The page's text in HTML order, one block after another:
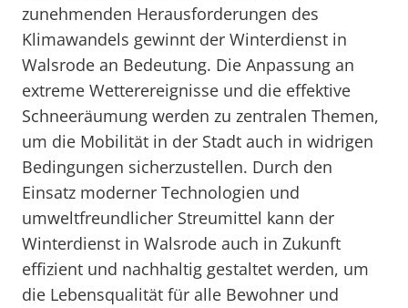
zunehmenden Herausforderungen des
Klimawandels gewinnt der Winterdienst in
Walsrode an Bedeutung. Die Anpassung an
extreme Wetterereignisse und die effektive
Schneeräumung werden zu zentralen Themen,
um die Mobilität in der Stadt auch in widrigen
Bedingungen sicherzustellen. Durch den
Einsatz moderner Technologien und
umweltfreundlicher Streumittel kann der
Winterdienst in Walsrode auch in Zukunft
effizient und nachhaltig gestaltet werden, um
die Lebensqualität für alle Bewohner und